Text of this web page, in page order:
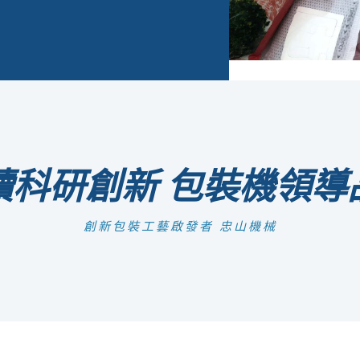
科研創新 包裝機領導
創新包裝工藝啟發者 忠山機械